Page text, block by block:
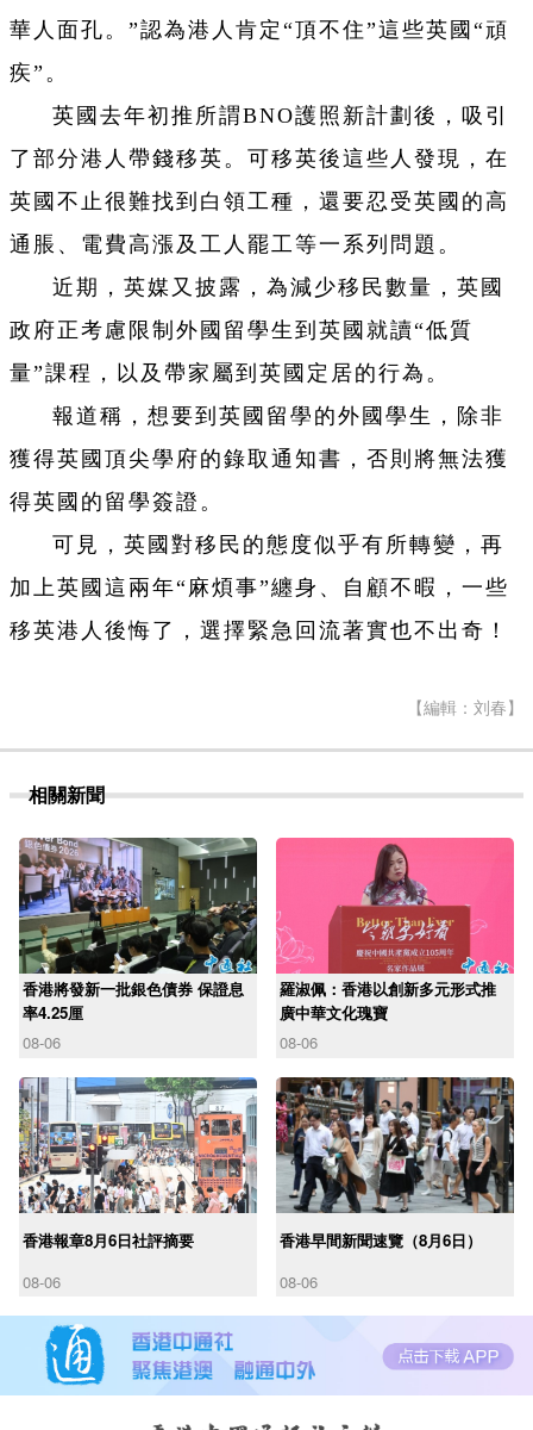
華人面孔。”認為港人肯定“頂不住”這些英國“頑
疾”。
英國去年初推所謂BNO護照新計劃後，吸引
了部分港人帶錢移英。可移英後這些人發現，在
英國不止很難找到白領工種，還要忍受英國的高
通脹、電費高漲及工人罷工等一系列問題。
近期，英媒又披露，為減少移民數量，英國
政府正考慮限制外國留學生到英國就讀“低質
量”課程，以及帶家屬到英國定居的行為。
報道稱，想要到英國留學的外國學生，除非
獲得英國頂尖學府的錄取通知書，否則將無法獲
得英國的留學簽證。
可見，英國對移民的態度似乎有所轉變，再
加上英國這兩年“麻煩事”纏身、自顧不暇，一些
移英港人後悔了，選擇緊急回流著實也不出奇！
【編輯：刘春】
相關新聞
香港將發新一批銀色債券 保證息
率4.25厘
08-06
羅淑佩：香港以創新多元形式推
廣中華文化瑰寶
08-06
香港報章8月6日社評摘要
08-06
香港早間新聞速覽（8月6日）
08-06